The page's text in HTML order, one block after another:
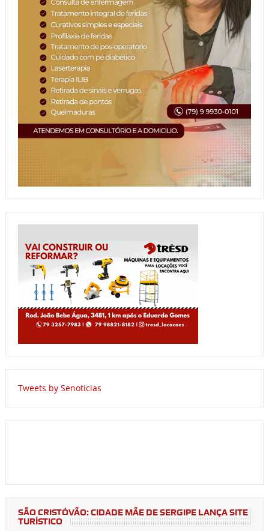
Tweets by Senoticias
SÃO CRISTÓVÃO: CIDADE MÃE DE SERGIPE LANÇA SITE
TURÍSTICO